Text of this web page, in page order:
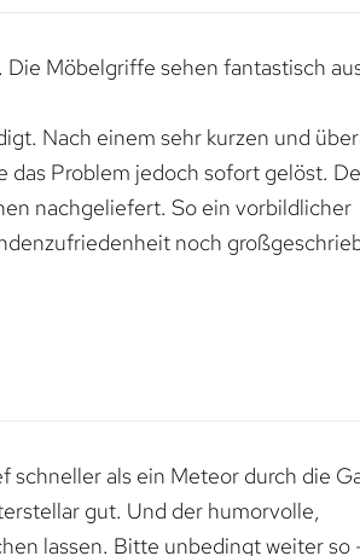
Möbelgriffe sehen fantastisch
Nach einem sehr kurzen und
Problem jedoch sofort gelöst.
nachgeliefert. So ein vorbildlicher
noch
als ein Meteor durch die
gut. Und der humorvolle,
lassen. Bitte unbedingt weiter so